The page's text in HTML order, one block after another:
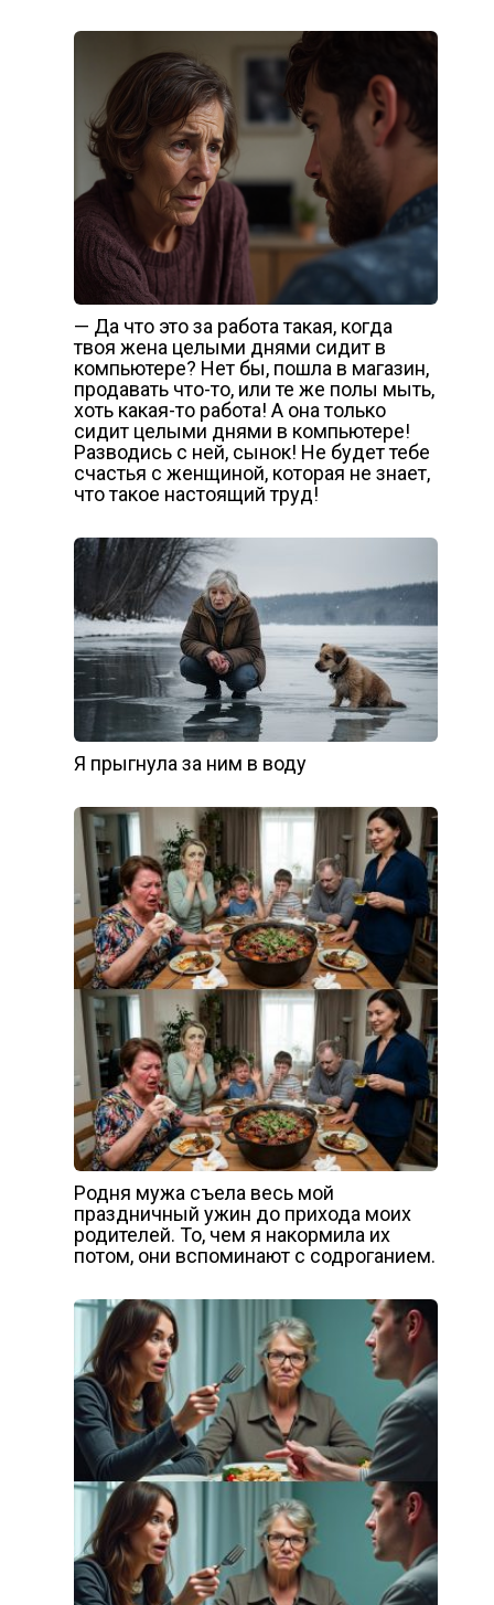
— Да что это за работа такая, когда
твоя жена целыми днями сидит в
компьютере? Нет бы, пошла в магазин,
продавать что-то, или те же полы мыть,
хоть какая-то работа! А она только
сидит целыми днями в компьютере!
Разводись с ней, сынок! Не будет тебе
счастья с женщиной, которая не знает,
что такое настоящий труд!
Я прыгнула за ним в воду
Родня мужа съела весь мой
праздничный ужин до прихода моих
родителей. То, чем я накормила их
потом, они вспоминают с содроганием.